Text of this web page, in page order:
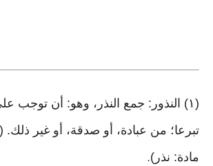
(١) النذور: جمع النذر، وهو: أن توجب
تبرعا؛ من عبادة، أو صدقة، أو غير ذلك.
مادة: نذر).